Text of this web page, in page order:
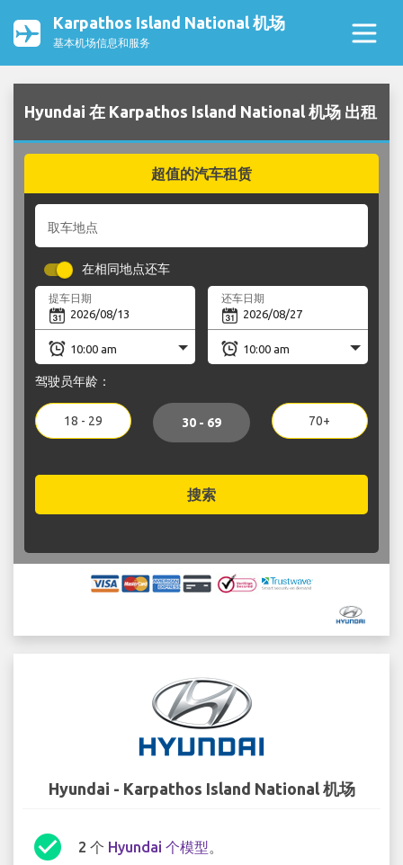
Karpathos Island National 机场
基本机场信息和服务
Hyundai 在 Karpathos Island National 机场 出租
超值的汽车租赁
取车地点
在相同地点还车
提车日期 还车日期
驾驶员年龄：
18 - 29 30 - 69 70+
搜索
Hyundai - Karpathos Island National 机场
check_circle 2 个 Hyundai 个模型。